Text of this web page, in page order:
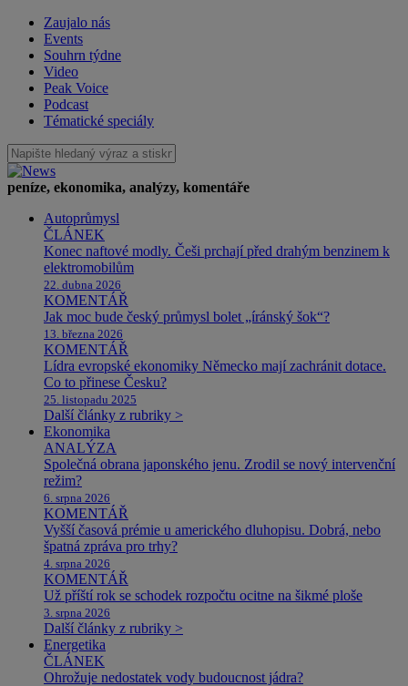
Zaujalo nás
Events
Souhrn týdne
Video
Peak Voice
Podcast
Tématické speciály
peníze, ekonomika, analýzy, komentáře
Autoprůmysl
ČLÁNEK
Konec naftové modly. Češi prchají před drahým benzinem k
elektromobilům
22. dubna 2026
KOMENTÁŘ
Jak moc bude český průmysl bolet „íránský šok“?
13. března 2026
KOMENTÁŘ
Lídra evropské ekonomiky Německo mají zachránit dotace.
Co to přinese Česku?
25. listopadu 2025
Další články z rubriky >
Ekonomika
ANALÝZA
Společná obrana japonského jenu. Zrodil se nový intervenční
režim?
6. srpna 2026
KOMENTÁŘ
Vyšší časová prémie u amerického dluhopisu. Dobrá, nebo
špatná zpráva pro trhy?
4. srpna 2026
KOMENTÁŘ
Už příští rok se schodek rozpočtu ocitne na šikmé ploše
3. srpna 2026
Další články z rubriky >
Energetika
ČLÁNEK
Ohrožuje nedostatek vody budoucnost jádra?